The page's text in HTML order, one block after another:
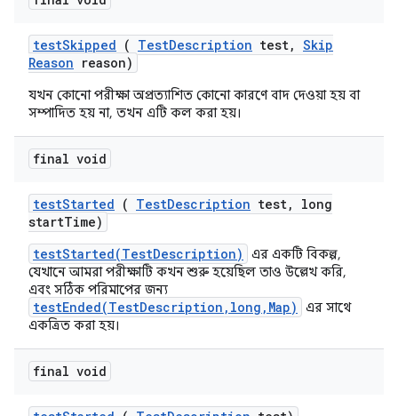
testSkipped ( TestDescription test, Skip
Reason reason)
যখন কোনো পরীক্ষা অপ্রত্যাশিত কোনো কারণে বাদ দেওয়া হয় বা
সম্পাদিত হয় না, তখন এটি কল করা হয়।
final void
testStarted ( TestDescription test,
long
startTime)
testStarted(TestDescription)
এর একটি বিকল্প,
যেখানে আমরা পরীক্ষাটি কখন শুরু হয়েছিল তাও উল্লেখ করি,
এবং সঠিক পরিমাপের জন্য
testEnded(TestDescription,long,Map)
এর সাথে
একত্রিত করা হয়।
final void